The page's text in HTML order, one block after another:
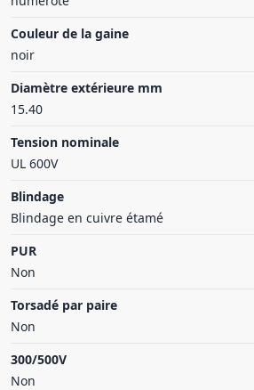
Couleur de la gaine
noir
Diamètre extérieure mm
15.40
Tension nominale
UL 600V
Blindage
Blindage en cuivre étamé
PUR
Non
Torsadé par paire
Non
300/500V
Non